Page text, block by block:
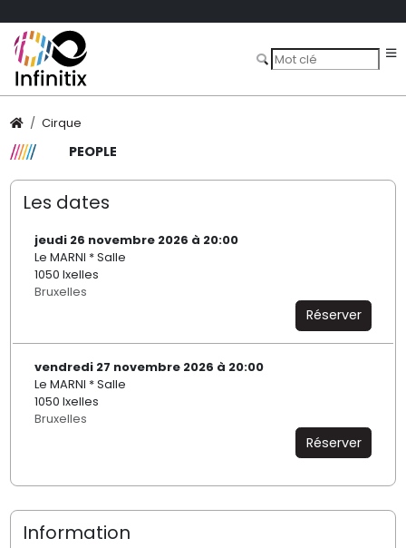
Cirque
PEOPLE
Les dates
jeudi 26 novembre 2026 à 20:00
Le MARNI * Salle
1050 Ixelles
Bruxelles
Réserver
vendredi 27 novembre 2026 à 20:00
Le MARNI * Salle
1050 Ixelles
Bruxelles
Réserver
Information